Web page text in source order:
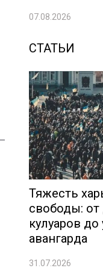
07.08.2026
СТАТЬИ
Тяжесть
свободы: от
кулуаров до
авангарда
31.07.2026